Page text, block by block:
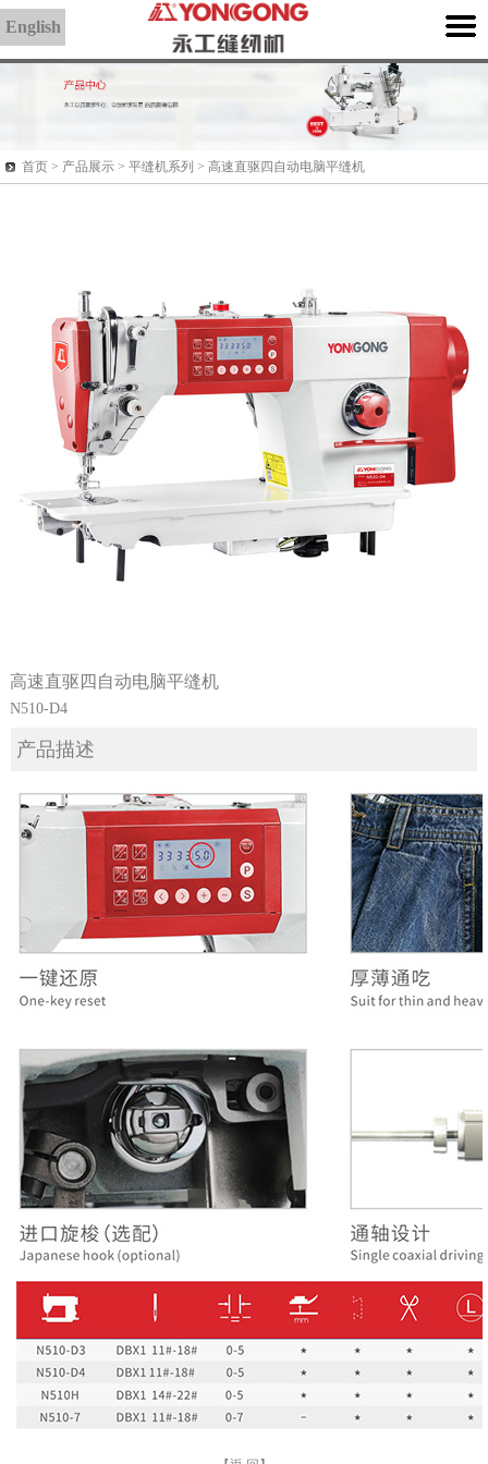
English
首页 > 产品展示 > 平缝机系列 > 高速直驱四自动电脑平缝机
高速直驱四自动电脑平缝机
N510-D4
产品描述